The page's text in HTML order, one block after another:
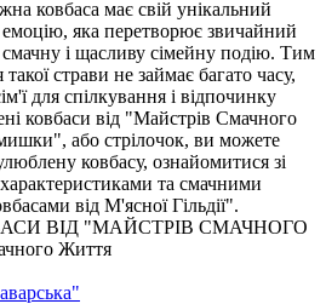
ковбаса має свій унікальний
емоцію, яка перетворює звичайний
і щасливу сімейну подію. Тим
страви не займає багато часу,
для спілкування і відпочинку
ковбаси від "Майстрів Смачного
або стрілочок, ви можете
ковбасу, ознайомитися зі
та смачними
від М'ясної Гільдії".
ВІД "МАЙСТРІВ СМАЧНОГО